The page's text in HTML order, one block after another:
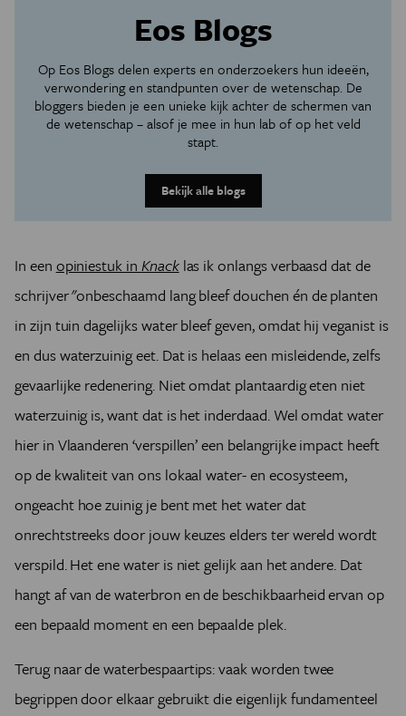
Eos Blogs
Op Eos Blogs delen experts en onderzoekers hun ideeën,
verwondering en standpunten over de wetenschap. De
bloggers bieden je een unieke kijk achter de schermen van
de wetenschap – alsof je mee in hun lab of op het veld
stapt.
Bekijk alle blogs
In een opiniestuk in Knack las ik onlangs verbaasd dat de
schrijver "onbeschaamd lang bleef douchen én de planten
in zijn tuin dagelijks water bleef geven, omdat hij veganist is
en dus waterzuinig eet. Dat is helaas een misleidende, zelfs
gevaarlijke redenering. Niet omdat plantaardig eten niet
waterzuinig is, want dat is het inderdaad. Wel omdat water
hier in Vlaanderen ‘verspillen’ een belangrijke impact heeft
op de kwaliteit van ons lokaal water- en ecosysteem,
ongeacht hoe zuinig je bent met het water dat
onrechtstreeks door jouw keuzes elders ter wereld wordt
verspild. Het ene water is niet gelijk aan het andere. Dat
hangt af van de waterbron en de beschikbaarheid ervan op
een bepaald moment en een bepaalde plek.
Terug naar de waterbespaartips: vaak worden twee
begrippen door elkaar gebruikt die eigenlijk fundamenteel